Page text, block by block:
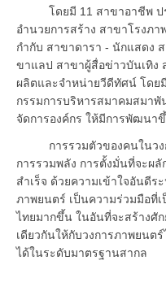
โดยมี 11 สาขาอาชีพ ประ
อำนวยการสร้าง สาขาโรงภ
กำกับ สาขาดารา - นักแสดง
ขาแลป สาขาผู้สื่อข่าวบันเทิง
ผลิตและจำหน่ายวีดีทัศน์ โด
กรรมการบริหารสมาคมสมา
จัดการองค์กร ให้มีการพัฒนา
การรวมตัวของคนในวงก
การรวมพลัง การตั้งมั่นที่จะผ
สำเร็จ ด้วยความเข้าใจอันดีร
ภาพยนตร์ เป็นความร่วมมือที่
ไทยมากขึ้น ในอันที่จะสร้างศั
เดียวกันให้กับวงการภาพยนต
ได้ในระดับมาตรฐานสากล